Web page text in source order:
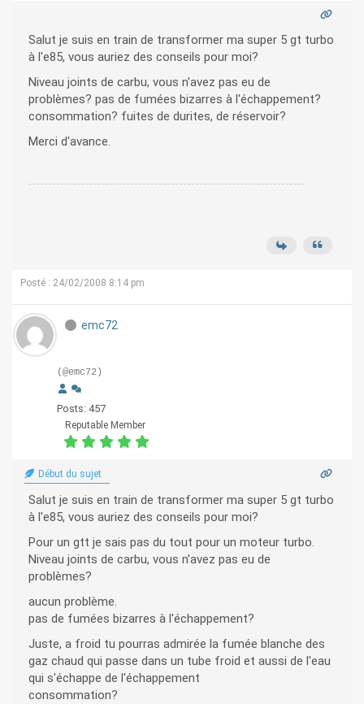
Salut je suis en train de transformer ma super 5 gt turbo
à l'e85, vous auriez des conseils pour moi?
Niveau joints de carbu, vous n'avez pas eu de
problèmes? pas de fumées bizarres à l'échappement?
consommation? fuites de durites, de réservoir?
Merci d'avance.
Posté : 24/02/2008 8:14 pm
emc72
(@emc72)
Posts: 457
Reputable Member
Début du sujet
Salut je suis en train de transformer ma super 5 gt turbo
à l'e85, vous auriez des conseils pour moi?
Pour un gtt je sais pas du tout pour un moteur turbo.
Niveau joints de carbu, vous n'avez pas eu de
problèmes?
aucun problème.
pas de fumées bizarres à l'échappement?
Juste, a froid tu pourras admirée la fumée blanche des
gaz chaud qui passe dans un tube froid et aussi de l'eau
qui s'échappe de l'échappement
consommation?